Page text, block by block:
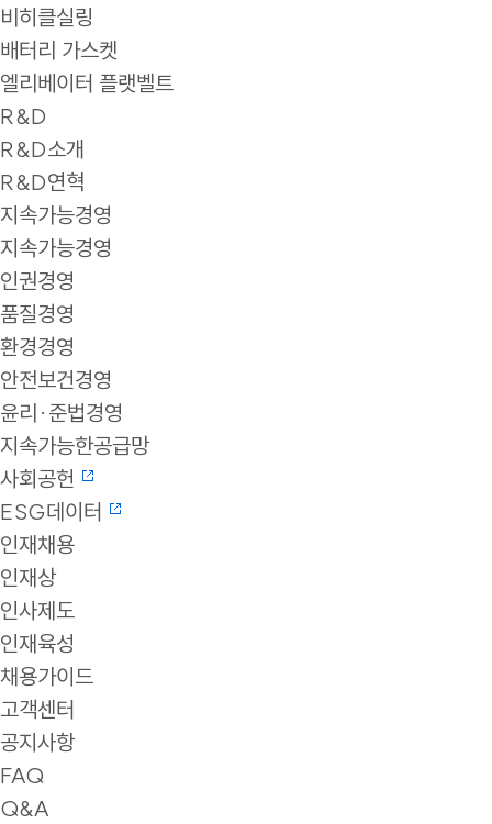
비히클실링
배터리 가스켓
엘리베이터 플랫벨트
R&D
R&D소개
R&D연혁
지속가능경영
지속가능경영
인권경영
품질경영
환경경영
안전보건경영
윤리·준법경영
지속가능한공급망
사회공헌
ESG데이터
인재채용
인재상
인사제도
인재육성
채용가이드
고객센터
공지사항
FAQ
Q&A